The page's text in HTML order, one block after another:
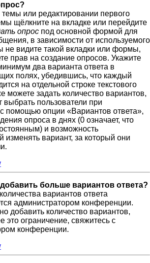
или редактировании первого
щёлкните на вкладке или перейдите
опрос под основной формой для
в зависимости от используемого
не видите такой вкладки или формы,
прав на создание опросов. Укажите
два варианта ответа в
полях, убедившись, что каждый
на отдельной строке текстового
можете задать количество вариантов,
выбрать пользователи при
помощью опции «Вариантов ответа»,
опроса в днях (0 означает, что
и возможность
изменять вариант, за который они
больше вариантов ответа?
вариантов ответа
администратором конференции.
добавить количество вариантов,
ограничение, свяжитесь с
конференции.